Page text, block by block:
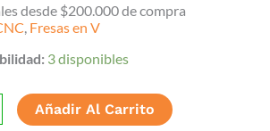
desde $200.000 de compra
Fresas en V
3 disponibles
Añadir Al Carrito